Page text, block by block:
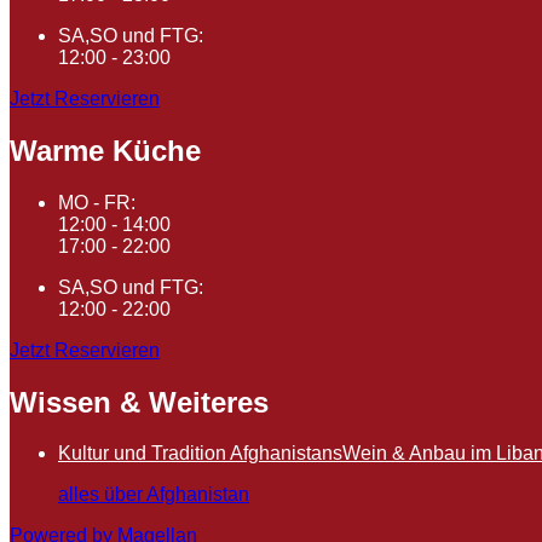
SA,SO und FTG:
12:00 - 23:00
Jetzt Reservieren
Warme Küche
MO - FR:
12:00 - 14:00
17:00 - 22:00
SA,SO und FTG:
12:00 - 22:00
Jetzt Reservieren
Wissen & Weiteres
Kultur und Tradition AfghanistansWein & Anbau im
alles über Afghanistan
Powered by Magellan